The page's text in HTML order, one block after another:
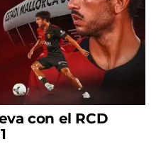
con el RCD